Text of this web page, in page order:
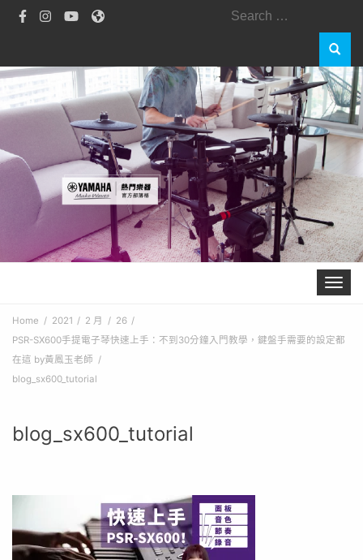
Search
Toggle
Home 2021 2 月
26
PSR-SX600手提電子琴快速上手：不到30分鐘入門教學，鍵盤手需要的設定都
在這 by黃鳳玉老師
blog_sx600_tutorial
blog_sx600_tutorial